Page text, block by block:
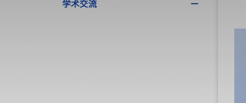
学术交流